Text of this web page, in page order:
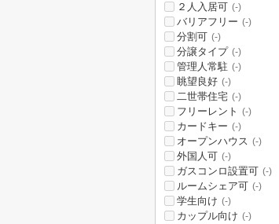
２人入居可 (-)
バリアフリー (-)
分割可 (-)
分譲タイプ (-)
管理人常駐 (-)
眺望良好 (-)
二世帯住宅 (-)
フリーレント (-)
カードキー (-)
オープンハウス (-)
外国人可 (-)
ガスコンロ設置可 (-)
ルームシェア可 (-)
学生向け (-)
カップル向け (-)